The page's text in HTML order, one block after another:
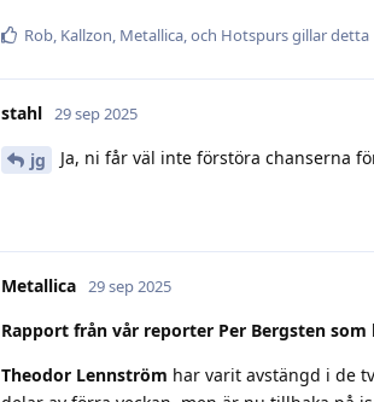
Rob, Kallzon, Metallica, och Hotspursgillar detta
stahl 29 sep 2025
jg Ja, ni får väl inte förstöra chanserna
Metallica 29 sep 2025
Rapport från vår reporter Per Bergsten som
Theodor Lennström har varit avstängd i de